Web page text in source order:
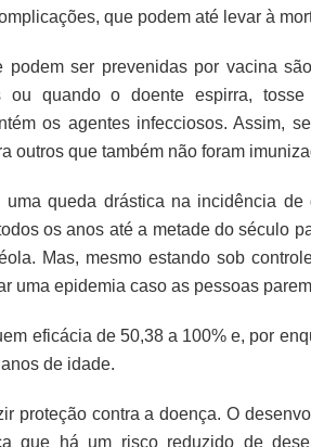
que podem até levar à
ser prevenidas por vacina
ou quando o doente espirra,
os agentes infecciosos. Assim,
outros que também não foram
queda drástica na incidência de
os anos até a metade do século
Mas, mesmo estando sob
uma epidemia caso as pessoas
eficácia de 50,38 a 100% e, por
de idade.
proteção contra a doença. O
que há um risco reduzido de